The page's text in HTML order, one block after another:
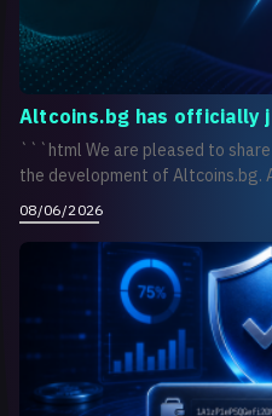
Altcoins.bg has officially
```html We are pleased to
the development of Altcoins.bg.
08/06/2026